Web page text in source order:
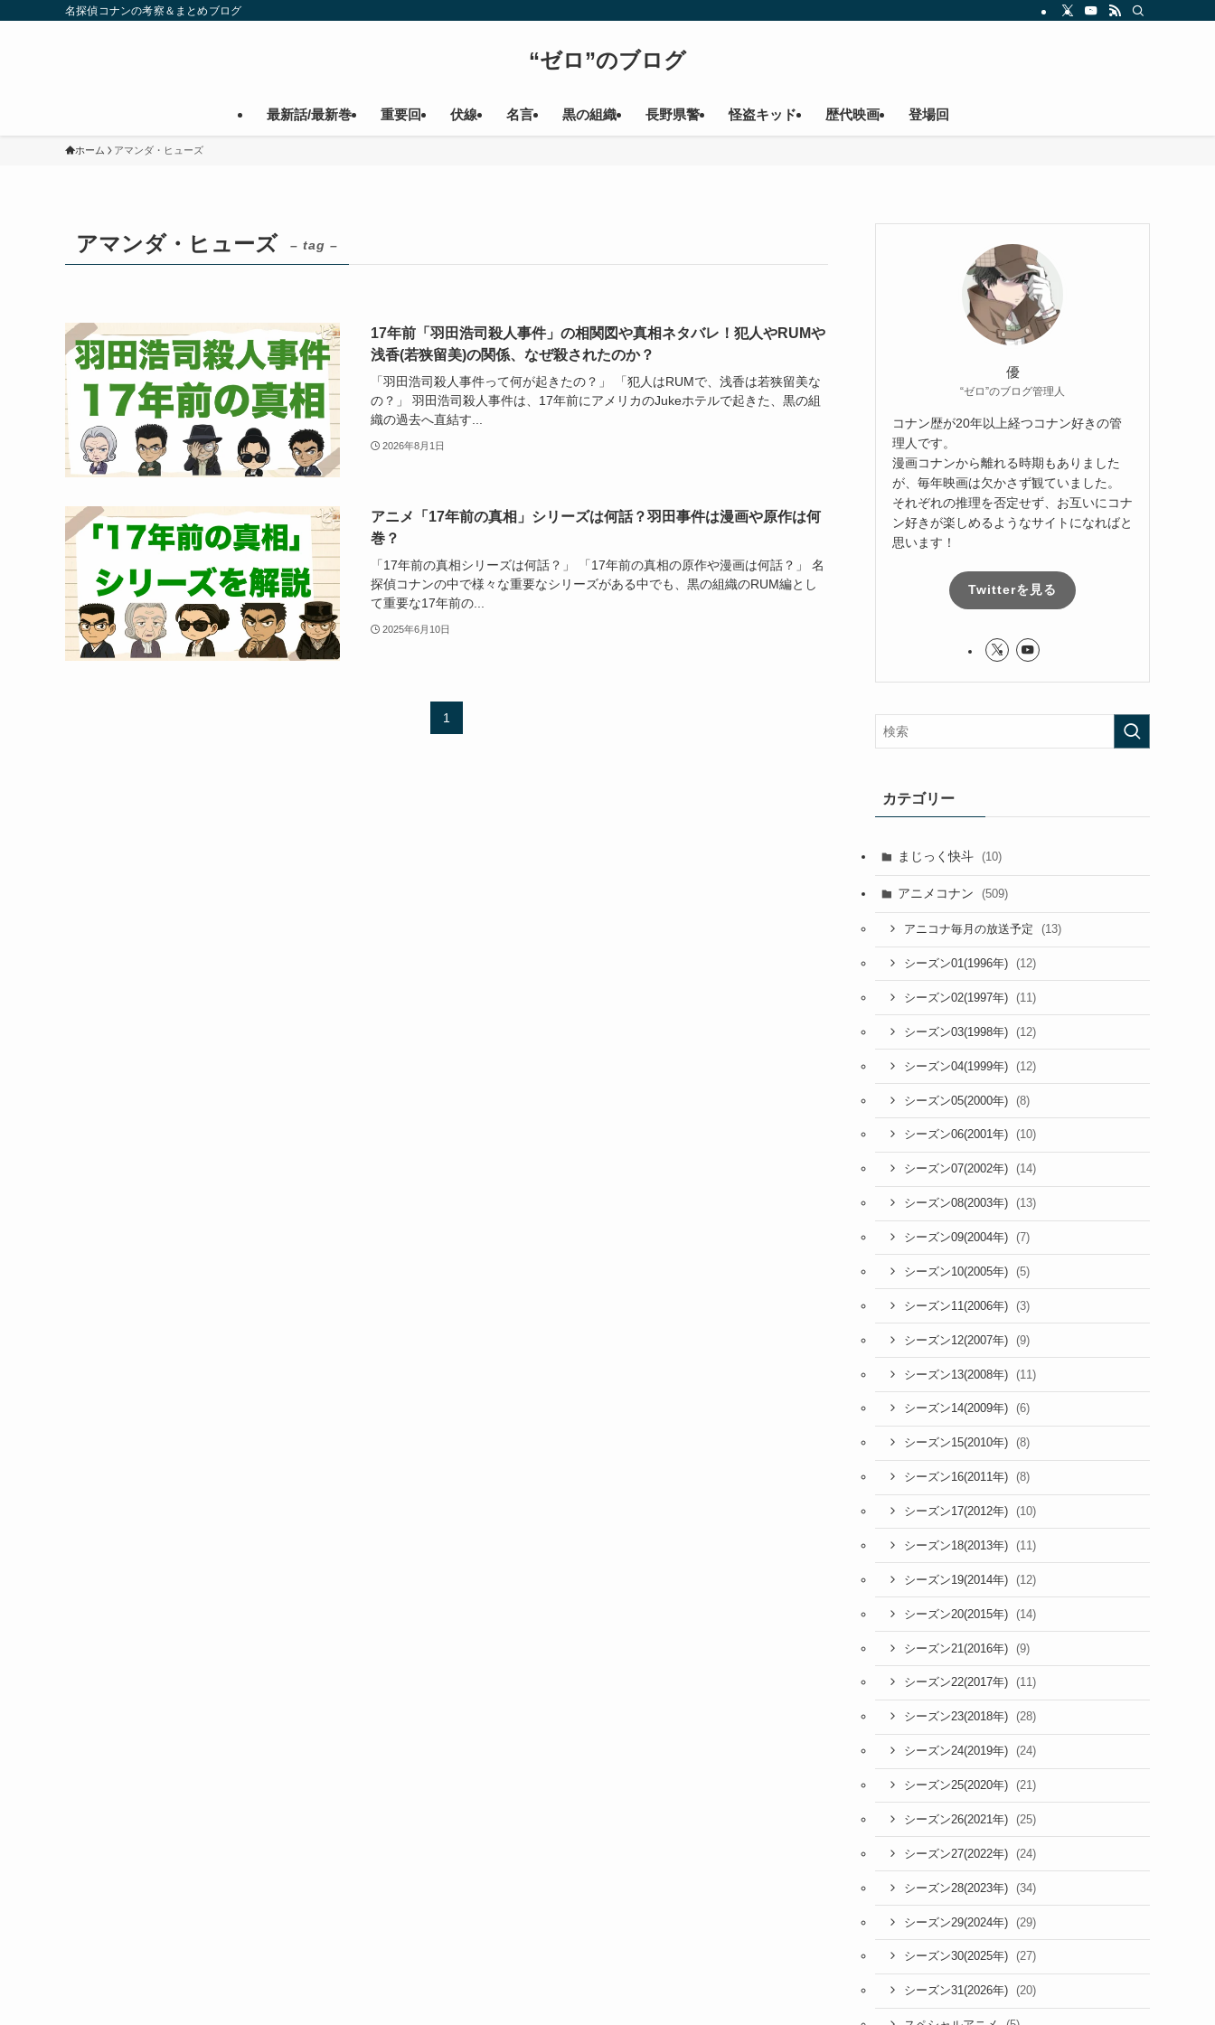
名探偵コナンの考察＆まとめブログ
“ゼロ”のブログ
最新話/最新巻 重要回 伏線 名言 黒の組織 長野県警 怪盗キッド 歴代映画 登場回
ホーム アマンダ・ヒューズ
アマンダ・ヒューズ – tag –
17年前「羽田浩司殺人事件」の相関図や真相ネタバレ！犯人やRUMや
浅香(若狭留美)の関係、なぜ殺されたのか？
「羽田浩司殺人事件って何が起きたの？」 「犯人はRUMで、浅香は若狭留美な
の？」 羽田浩司殺人事件は、17年前にアメリカのJukeホテルで起きた、黒の組
織の過去へ直結す...
2026年8月1日
アニメ「17年前の真相」シリーズは何話？羽田事件は漫画や原作は何
巻？
「17年前の真相シリーズは何話？」 「17年前の真相の原作や漫画は何話？」 名
探偵コナンの中で様々な重要なシリーズがある中でも、黒の組織のRUM編とし
て重要な17年前の...
2025年6月10日
1
優
“ゼロ”のブログ管理人
コナン歴が20年以上経つコナン好きの管
理人です。
漫画コナンから離れる時期もありました
が、毎年映画は欠かさず観ていました。
それぞれの推理を否定せず、お互いにコナ
ン好きが楽しめるようなサイトになればと
思います！
Twitterを見る
カテゴリー
まじっく快斗 (10)
アニメコナン (509)
アニコナ毎月の放送予定 (13)
シーズン01(1996年) (12)
シーズン02(1997年) (11)
シーズン03(1998年) (12)
シーズン04(1999年) (12)
シーズン05(2000年) (8)
シーズン06(2001年) (10)
シーズン07(2002年) (14)
シーズン08(2003年) (13)
シーズン09(2004年) (7)
シーズン10(2005年) (5)
シーズン11(2006年) (3)
シーズン12(2007年) (9)
シーズン13(2008年) (11)
シーズン14(2009年) (6)
シーズン15(2010年) (8)
シーズン16(2011年) (8)
シーズン17(2012年) (10)
シーズン18(2013年) (11)
シーズン19(2014年) (12)
シーズン20(2015年) (14)
シーズン21(2016年) (9)
シーズン22(2017年) (11)
シーズン23(2018年) (28)
シーズン24(2019年) (24)
シーズン25(2020年) (21)
シーズン26(2021年) (25)
シーズン27(2022年) (24)
シーズン28(2023年) (34)
シーズン29(2024年) (29)
シーズン30(2025年) (27)
シーズン31(2026年) (20)